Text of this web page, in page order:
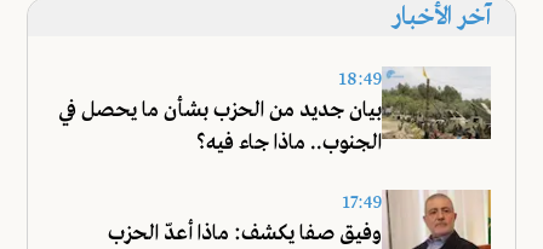
آخر الأخبار
18:49
بيان جديد من الحزب بشأن ما يحصل في
الجنوب.. ماذا جاء فيه؟
17:49
وفيق صفا يكشف: ماذا أعدّ الحزب